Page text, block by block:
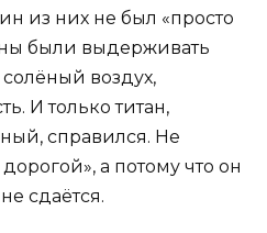
из них не был «просто
были выдерживать
воздух,
И только титан,
справился. Не
а потому что он
сдаётся.